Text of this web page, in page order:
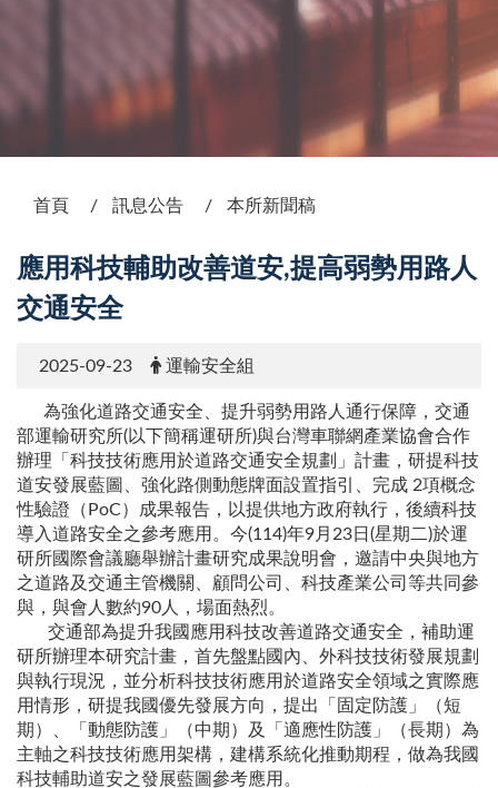
首頁 訊息公告 本所新聞稿
應用科技輔助改善道安,提高弱勢用路人
交通安全
2025-09-23 運輸安全組
為強化道路交通安全、提升弱勢用路人通行保障，交通
部運輸研究所(以下簡稱運研所)與台灣車聯網產業協會合作
辦理「科技技術應用於道路交通安全規劃」計畫，研提科技
道安發展藍圖、強化路側動態牌面設置指引、完成 2項概念
性驗證（PoC）成果報告，以提供地方政府執行，後續科技
導入道路安全之參考應用。今(114)年9月23日(星期二)於運
研所國際會議廳舉辦計畫研究成果說明會，邀請中央與地方
之道路及交通主管機關、顧問公司、科技產業公司等共同參
與，與會人數約90人，場面熱烈。
交通部為提升我國應用科技改善道路交通安全，補助運
研所辦理本研究計畫，首先盤點國內、外科技技術發展規劃
與執行現況，並分析科技技術應用於道路安全領域之實際應
用情形，研提我國優先發展方向，提出「固定防護」（短
期）、「動態防護」（中期）及「適應性防護」（長期）為
主軸之科技技術應用架構，建構系統化推動期程，做為我國
科技輔助道安之發展藍圖參考應用。